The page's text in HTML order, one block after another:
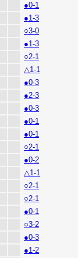
●0-1
●1-3
○3-0
●1-3
○2-1
△1-1
●0-3
●2-3
●0-3
●0-1
●0-1
○2-1
●0-2
△1-1
○2-1
○2-1
●0-1
○3-2
●0-3
●1-2